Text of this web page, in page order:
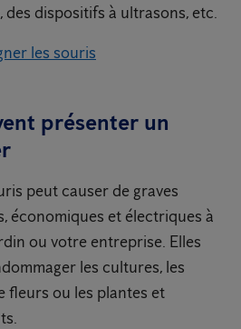
des dispositifs à ultrasons, etc.
les souris
présenter un
peut causer de graves
économiques et électriques à
ou votre entreprise. Elles
les cultures, les
fleurs ou les plantes et